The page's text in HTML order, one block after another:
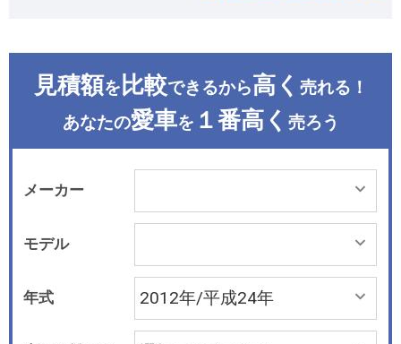
見積額を 比較できるから高く 売れる！
あなたの愛車を １番高く 売ろう
メーカー
モデル
年式